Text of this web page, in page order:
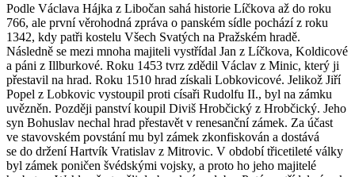
Podle Václava Hájka z Libočan sahá historie Líčkova až do roku
766, ale první věrohodná zpráva o panském sídle pochází z roku
1342, kdy patři kostelu Všech Svatých na Pražském hradě.
Následně se mezi mnoha majiteli vystřídal Jan z Líčkova, Koldicové
a páni z Illburkové. Roku 1453 tvrz zdědil Václav z Minic, který ji
přestavil na hrad. Roku 1510 hrad získali Lobkovicové. Jelikož Jiří
Popel z Lobkovic vystoupil proti císaři Rudolfu II., byl na zámku
uvězněn. Později panství koupil Diviš Hrobčický z Hrobčický. Jeho
syn Bohuslav nechal hrad přestavět v renesanční zámek. Za účast
ve stavovském povstání mu byl zámek zkonfiskován a dostává
se do držení Hartvík Vratislav z Mitrovic. V období třicetileté války
byl zámek poničen švédskými vojsky, a proto ho jeho majitelé